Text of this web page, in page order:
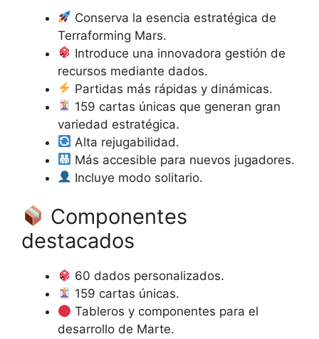
Conserva la esencia estratégica de
Terraforming Mars.
Introduce una innovadora gestión de
recursos mediante dados.
Partidas más rápidas y dinámicas.
159 cartas únicas que generan gran
variedad estratégica.
Alta rejugabilidad.
Más accesible para nuevos jugadores.
Incluye modo solitario.
Componentes
destacados
60 dados personalizados.
159 cartas únicas.
Tableros y componentes para el
desarrollo de Marte.